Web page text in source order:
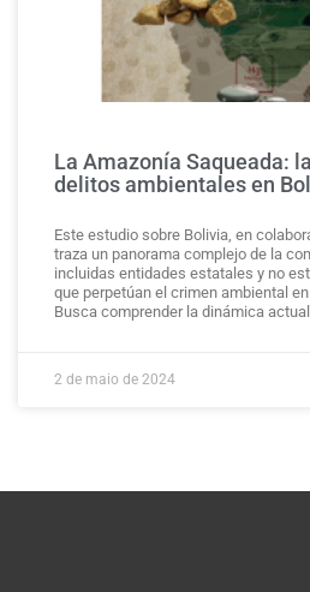
La Amazonía Saqueada:
delitos ambientales en
Este estudio sobre Bolivia, en
traza un panorama complejo de la
incluidas entidades estatales y no
que perpetúan el crimen ambiental
Busca comprender la dinámica
2 de maio de 2024